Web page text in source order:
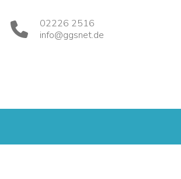
02226 2516
info@ggsnet.de